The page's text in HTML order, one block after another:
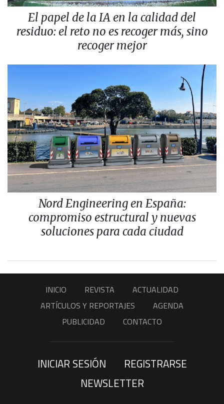
El papel de la IA en la calidad del
residuo: el reto no es recoger más, sino
recoger mejor
Nord Engineering en España:
compromiso estructural y nuevas
soluciones para cada ciudad
INICIO REVISTA
ACTUALIDAD
ARTÍCULOS Y REPORTAJES
AGENDA
PUBLICIDAD
CONTACTO
INICIAR SESIÓN
REGISTRARSE
NEWSLETTER